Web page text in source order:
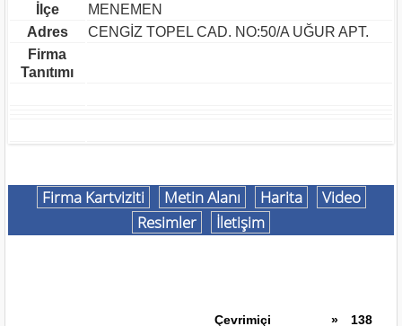
İlçe
MENEMEN
Adres
CENGİZ TOPEL CAD. NO:50/A UĞUR APT.
Firma
Tanıtımı
Firma Kartviziti Metin Alanı Harita
Video
Resimler
İletişim
Çevrimiçi » 138